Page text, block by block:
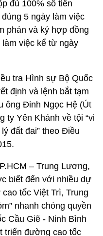
đủ 100% số tiền
5 ngày làm việc
phán và ký hợp đồng
việc kể từ ngày
tra Hình sự Bộ Quốc
định và lệnh bắt tạm
ông Đinh Ngọc Hệ (Út
ty Yên Khánh về tội “vi
đất đai” theo Điều
– Trung Lương,
biết đến với nhiều dự
tốc Việt Trì, Trung
nhanh chóng quyền
Cầu Giẽ - Ninh Bình
triển đường cao tốc